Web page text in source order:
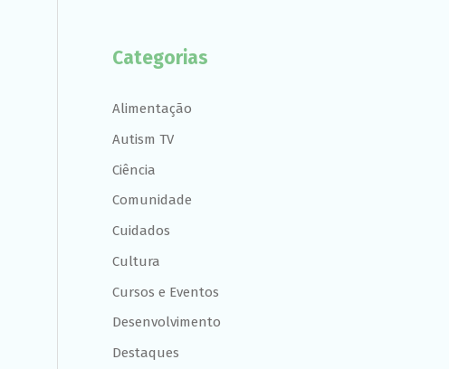
Categorias
Alimentação
Autism TV
Ciência
Comunidade
Cuidados
Cultura
Cursos e Eventos
Desenvolvimento
Destaques